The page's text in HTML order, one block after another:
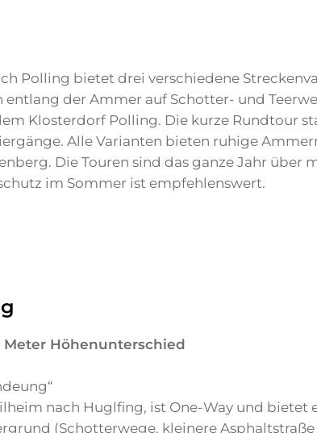
Polling bietet drei verschiedene
der Ammer auf Schotter- und
Klosterdorf Polling. Die kurze Rundtour
Alle Varianten bieten ruhige
Die Touren sind das ganze Jahr über
im Sommer ist empfehlenswert.
Meter Höhenunterschied
nach Huglfing, ist One-Way und bietet
(Schotterwege, kleinere